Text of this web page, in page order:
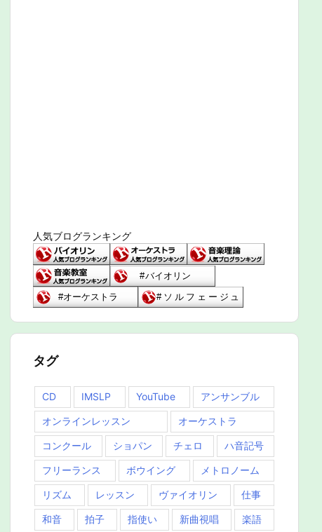
人気ブログランキング
タグ
CD IMSLP YouTube アンサンブル
オンラインレッスン オーケストラ
コンクール ショパン チェロ ハ音記号
フリーランス ボウイング メトロノーム
リズム レッスン ヴァイオリン 仕事
和音 拍子 指使い 新曲視唱 楽語